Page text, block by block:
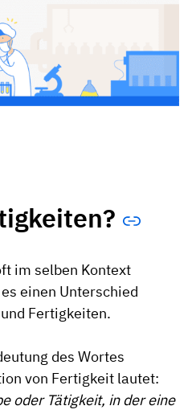
im selben Kontext
einen Unterschied
Fertigkeiten.
des Wortes
von Fertigkeit lautet:
oder Tätigkeit, in der eine